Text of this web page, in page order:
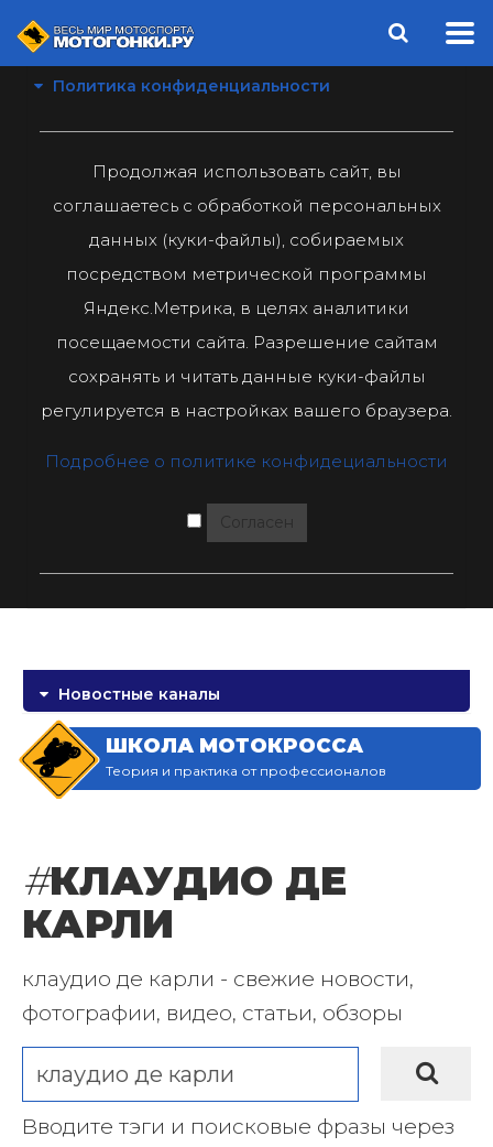
Политика конфиденциальности
Продолжая использовать сайт, вы
соглашаетесь с обработкой персональных
данных (куки-файлы), собираемых
посредством метрической программы
Яндекс.Метрика, в целях аналитики
посещаемости сайта. Разрешение сайтам
сохранять и читать данные куки-файлы
регулируется в настройках вашего браузера.
Подробнее о политике конфидециальности
Согласен
Новостные каналы
ШКОЛА МОТОКРОССА
Теория и практика от профессионалов
#КЛАУДИО ДЕ
КАРЛИ
клаудио де карли - свежие новости,
фотографии, видео, статьи, обзоры
Вводите тэги и поисковые фразы через